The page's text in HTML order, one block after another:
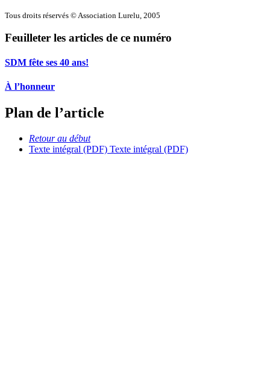
Tous droits réservés © Association Lurelu, 2005
Feuilleter les articles de ce numéro
SDM fête ses 40 ans!
À l’honneur
Plan de l’article
Retour au début
Texte intégral (PDF) Texte intégral (PDF)